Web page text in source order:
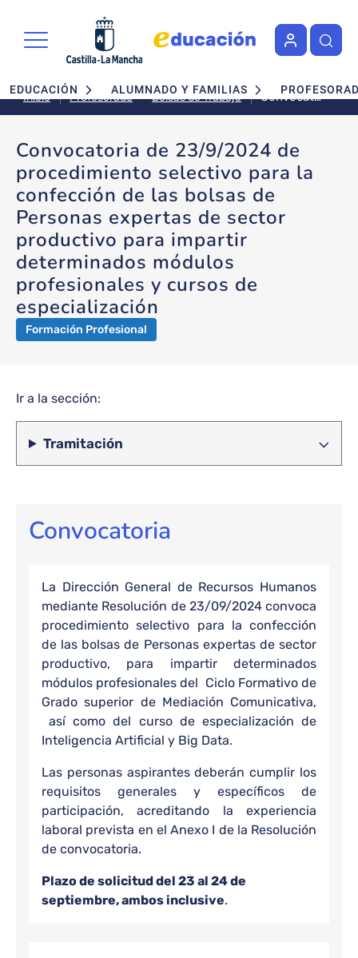
Navegación principal
EDUCACIÓN ALUMNADO Y FAMILIAS
Inicio Profesorado Bolsas de Trabajo
Convocatoria
de
de
procedimiento
selectivo
para la
confección
especialización
Convocatoria de 23/9/2024 de
procedimiento selectivo para la
confección de las bolsas de
Personas expertas de sector
productivo para impartir
determinados módulos
profesionales y cursos de
especialización
Formación Profesional
Ir a la sección:
Tramitación
Convocatoria
La Dirección General de Recursos Humanos
mediante Resolución de 23/09/2024 convoca
procedimiento selectivo para la confección
de las bolsas de Personas expertas de sector
productivo, para impartir determinados
módulos profesionales del Ciclo Formativo de
Grado superior de Mediación Comunicativa,
así como del curso de especialización de
Inteligencia Artificial y Big Data.
Las personas aspirantes deberán cumplir los
requisitos generales y específicos de
participación, acreditando la experiencia
laboral prevista en el Anexo I de la Resolución
de convocatoria.
Plazo de solicitud del 23 al 24 de
septiembre, ambos inclusive.